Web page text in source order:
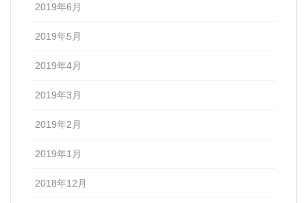
2019年6月
2019年5月
2019年4月
2019年3月
2019年2月
2019年1月
2018年12月